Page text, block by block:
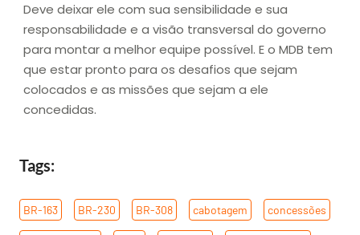
Deve deixar ele com sua sensibilidade e sua
responsabilidade e a visão transversal do governo
para montar a melhor equipe possível. E o MDB tem
que estar pronto para os desafios que sejam
colocados e as missões que sejam a ele
concedidas.
Tags:
BR-163 BR-230 BR-308 cabotagem concessões